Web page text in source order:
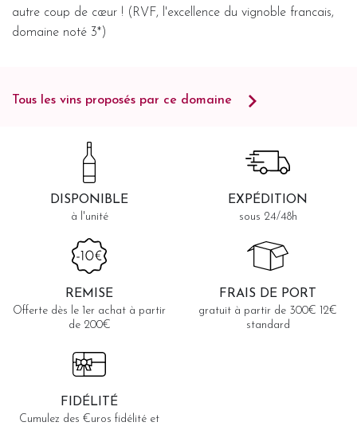
autre coup de cœur ! (RVF, l'excellence du vignoble francais,
domaine noté 3*)
Tous les vins proposés par ce domaine
DISPONIBLE
à l'unité
EXPÉDITION
sous 24/48h
REMISE
Offerte dès le 1er achat à partir
de 200€
FRAIS DE PORT
gratuit à partir de 300€ 12€
standard
FIDÉLITÉ
Cumulez des €uros fidélité et